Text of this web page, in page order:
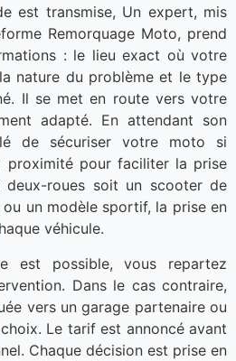
est transmise, Un expert, mis
Remorquage Moto, prend
: le lieu exact où votre
nature du problème et le type
Il se met en route vers votre
adapté. En attendant son
de sécuriser votre moto si
proximité pour faciliter la prise
roues soit un scooter de
un modèle sportif, la prise en
véhicule.
est possible, vous repartez
Dans le cas contraire,
vers un garage partenaire ou
Le tarif est annoncé avant
Chaque décision est prise en